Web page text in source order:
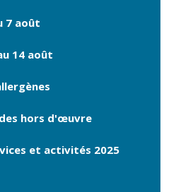
7 août
14 août
hors d'œuvre
et activités 2025